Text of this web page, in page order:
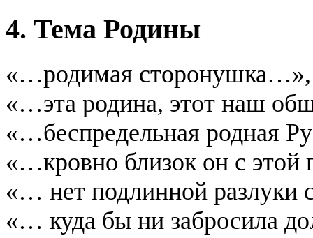
4. Тема Родины
«…родимая сторонушка…»,
«…эта родина, этот наш
«…беспредельная родная
«…кровно близок он с
«… нет подлинной
«… куда бы ни забросила